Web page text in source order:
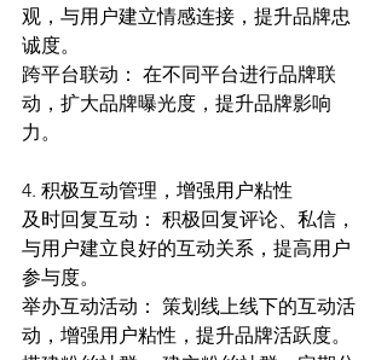
观，与用户建立情感连接，提升品牌忠
诚度。
跨平台联动： 在不同平台进行品牌联
动，扩大品牌曝光度，提升品牌影响
力。
4. 积极互动管理，增强用户粘性
及时回复互动： 积极回复评论、私信，
与用户建立良好的互动关系，提高用户
参与度。
举办互动活动： 策划线上线下的互动活
动，增强用户粘性，提升品牌活跃度。